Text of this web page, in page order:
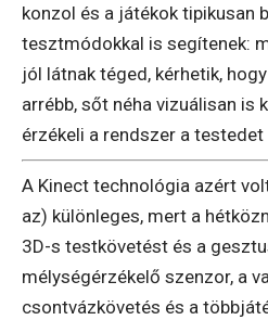
konzol és a játékok tipikusan
tesztmódokkal is segítenek:
jól látnak téged, kérhetik,
arrébb, sőt néha vizuálisan is
érzékeli a rendszer a testedet
A Kinect technológia azért
az) különleges, mert a
3D-s testkövetést és a
mélységérzékelő szenzor, a
csontvázkövetés és a